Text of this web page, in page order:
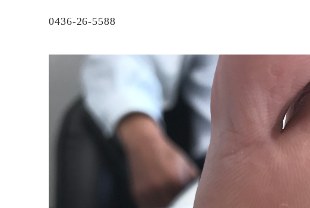
0436-26-5588